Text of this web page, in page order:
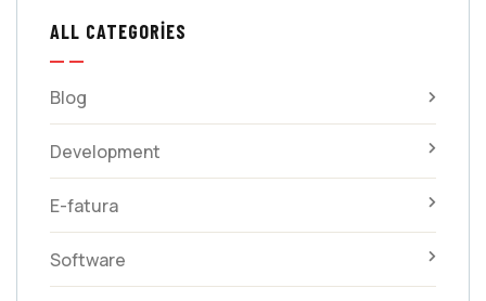
ALL CATEGORIES
Blog
Development
E-fatura
Software